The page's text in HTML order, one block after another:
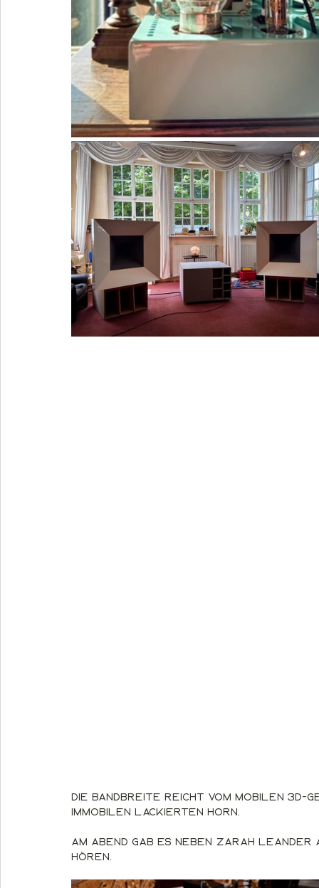
Die Bandbreite reicht vom mobilen
immobilen lackierten Horn.
Am Abend gab es neben Zarah
hören.